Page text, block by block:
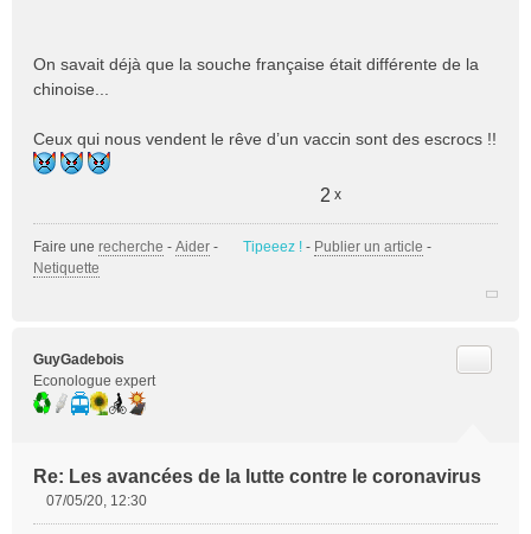
On savait déjà que la souche française était différente de la
chinoise...
Ceux qui nous vendent le rêve d’un vaccin sont des escrocs !!
2 x
Faire une recherche - Aider - Tipeeez ! - Publier un article -
Netiquette
GuyGadebois
Econologue expert
Re: Les avancées de la lutte contre le coronavirus
07/05/20, 12:30